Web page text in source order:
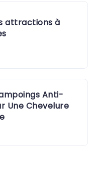
attractions à
Anti-
Une Chevelure